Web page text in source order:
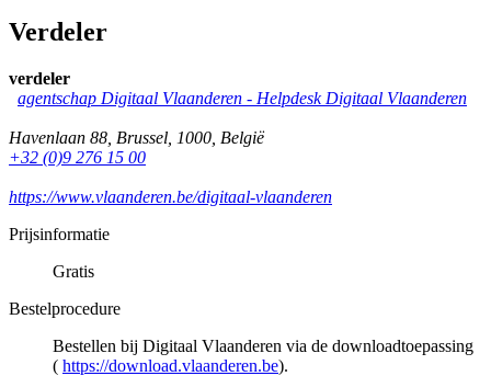
Verdeler
verdeler
agentschap Digitaal Vlaanderen - Helpdesk Digitaal Vlaanderen
Havenlaan 88 Brussel 1000 België
+32 (0)9 276 15 00
https://www.vlaanderen.be/digitaal-vlaanderen
Prijsinformatie
Gratis
Bestelprocedure
Bestellen bij Digitaal Vlaanderen via de downloadtoepassing
( https://download.vlaanderen.be).